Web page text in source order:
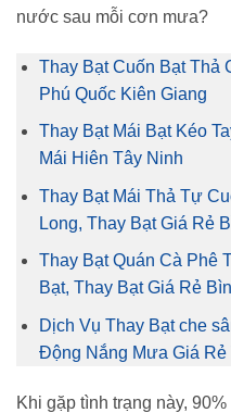
nước sau mỗi cơn mưa?
Thay Bạt Cuốn Bạt Thả
Phú Quốc Kiên Giang
Thay Bạt Mái Bạt Kéo
Mái Hiên Tây Ninh
Thay Bạt Mái Thả Tự
Long, Thay Bạt Giá Rẻ
Thay Bạt Quán Cà Phê
Bạt, Thay Bạt Giá Rẻ
Dịch Vụ Thay Bạt che
Động Nắng Mưa Giá
Khi gặp tình trạng này,